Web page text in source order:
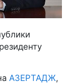
АЗЕРТАДЖ,